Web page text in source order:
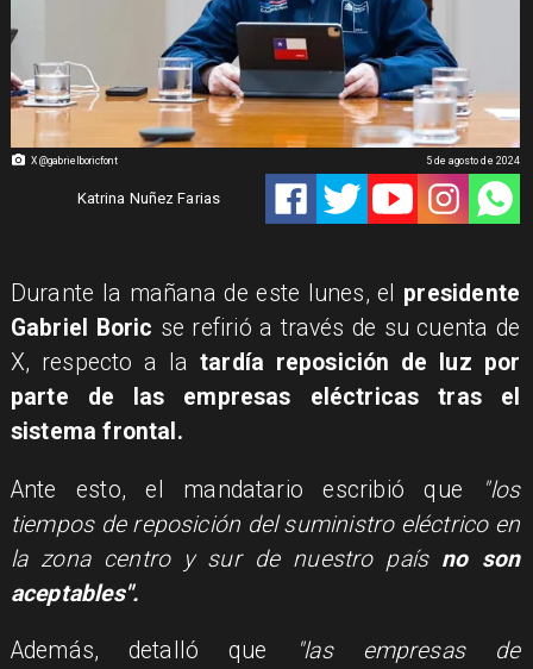
X @gabrielboricfont
Katrina Nuñez Farias
5 de agosto de 2024
Durante la mañana de este lunes, el presidente
Gabriel Boric se refirió a través de su cuenta de
X, respecto a la tardía reposición de luz por
parte de las empresas eléctricas tras el
sistema frontal.
Ante esto, el mandatario escribió que
"los
tiempos de reposición del suministro eléctrico en
la zona centro y sur de nuestro país no son
aceptables".
Además, detalló que "las empresas de